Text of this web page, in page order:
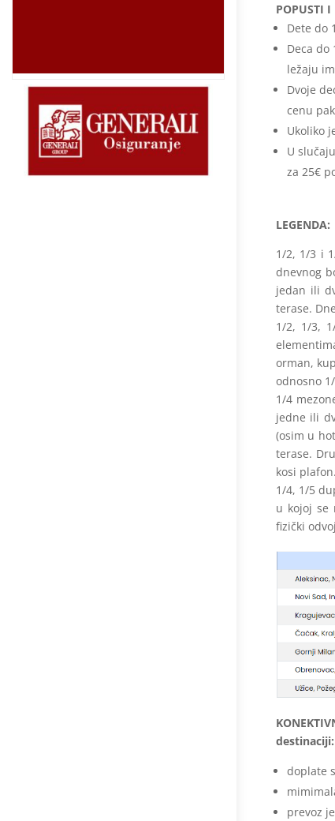
POPUSTI I
Dete do
Deca
ležaju
Dvoje
cenu
Ukoliko
U
za 25€
​LEGENDA:
1/2, 1/3 i
dnevnog
jedan ili
terase.
1/2, 1/3,
orman,
odnosno
1/4
jedne ili
(osim u
terase.
kosi plafon.
1/4, 1/5
u kojoj se
fizički
destinaciji:
doplate
prevoz